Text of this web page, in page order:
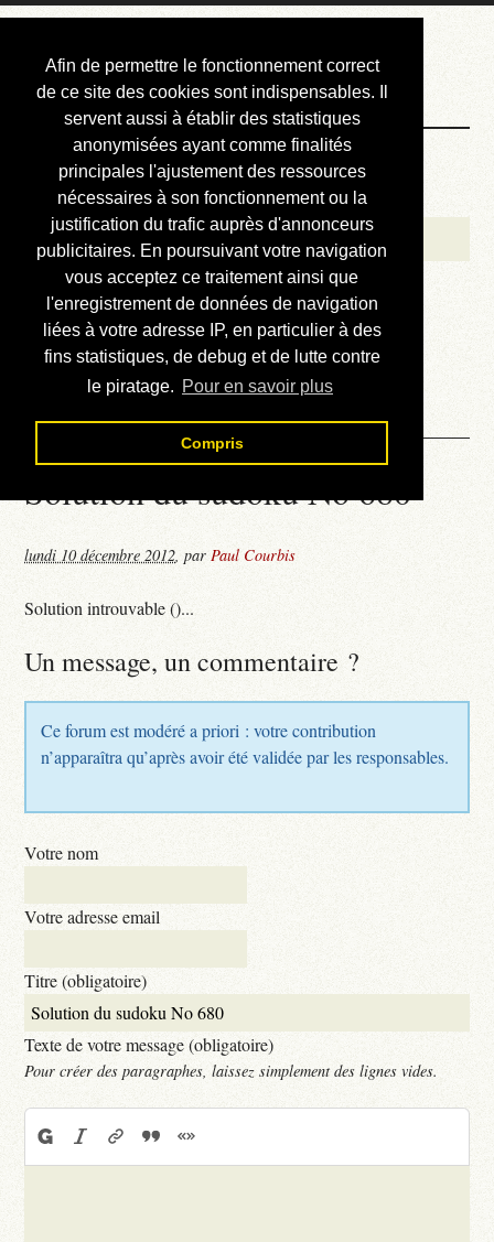
Afin de permettre le fonctionnement correct
de ce site des cookies sont indispensables. Il
servent aussi à établir des statistiques
anonymisées ayant comme finalités
principales l'ajustement des ressources
nécessaires à son fonctionnement ou la
justification du trafic auprès d'annonceurs
publicitaires. En poursuivant votre navigation
vous acceptez ce traitement ainsi que
l'enregistrement de données de navigation
liées à votre adresse IP, en particulier à des
fins statistiques, de debug et de lutte contre
le piratage. Pour en savoir plus
Compris
Courbis, « LE »
Blog Officiel
Bienvenue
Réalisations
Divers (et d’été)
Annonces
Liens externes
Téléchargement
Contact
Solution du sudoku No 680
lundi 10 décembre 2012,parPaul Courbis
Solution introuvable ()...
Un message, un commentaire ?
Ce forum est modéré a priori : votre contribution
n’apparaîtra qu’après avoir été validée par les responsables.
Votre nom
Votre adresse email
Titre (obligatoire)
Texte de votre message (obligatoire)
Pour créer des paragraphes, laissez simplement des lignes vides.